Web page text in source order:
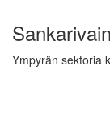
Ympyrän sektoria